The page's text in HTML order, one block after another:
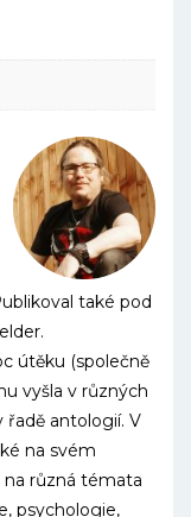
také pod
útěku (společně
vyšla v různých
řadě antologií. V
na svém
různá témata
psychologie,